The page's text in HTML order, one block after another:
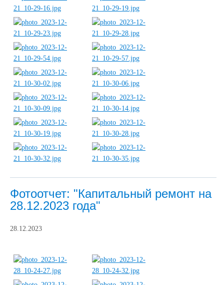
Фотоотчет: "Капитальный ремонт на
28.12.2023 года"
28.12.2023